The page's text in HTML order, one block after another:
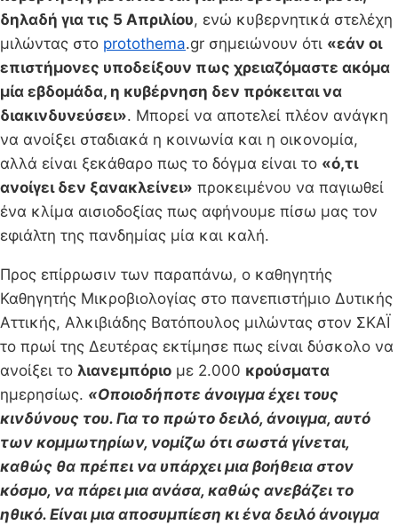
δηλαδή για τις 5 Απριλίου, ενώ κυβερνητικά στελέχη
μιλώντας στο protothema.gr σημειώνουν ότι «εάν οι
επιστήμονες υποδείξουν πως χρειαζόμαστε ακόμα
μία εβδομάδα, η κυβέρνηση δεν πρόκειται να
διακινδυνεύσει». Μπορεί να αποτελεί πλέον ανάγκη
να ανοίξει σταδιακά η κοινωνία και η οικονομία,
αλλά είναι ξεκάθαρο πως το δόγμα είναι το «ό,τι
ανοίγει δεν ξανακλείνει» προκειμένου να παγιωθεί
ένα κλίμα αισιοδοξίας πως αφήνουμε πίσω μας τον
εφιάλτη της πανδημίας μία και καλή.
Προς επίρρωσιν των παραπάνω, ο καθηγητής
Καθηγητής Μικροβιολογίας στο πανεπιστήμιο Δυτικής
Αττικής, Αλκιβιάδης Βατόπουλος μιλώντας στον ΣΚΑΪ
το πρωί της Δευτέρας εκτίμησε πως είναι δύσκολο να
ανοίξει το λιανεμπόριο με 2.000 κρούσματα
ημερησίως. «Οποιοδήποτε άνοιγμα έχει τους
κινδύνους του. Για το πρώτο δειλό, άνοιγμα, αυτό
των κομμωτηρίων, νομίζω ότι σωστά γίνεται,
καθώς θα πρέπει να υπάρχει μια βοήθεια στον
κόσμο, να πάρει μια ανάσα, καθώς ανεβάζει το
ηθικό. Είναι μια αποσυμπίεση κι ένα δειλό άνοιγμα